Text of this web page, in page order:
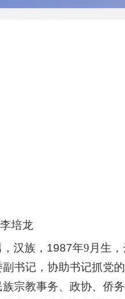
李培龙
汉族， 1987年9 月生
书记， 协助书记抓党
宗教事务、政协、侨